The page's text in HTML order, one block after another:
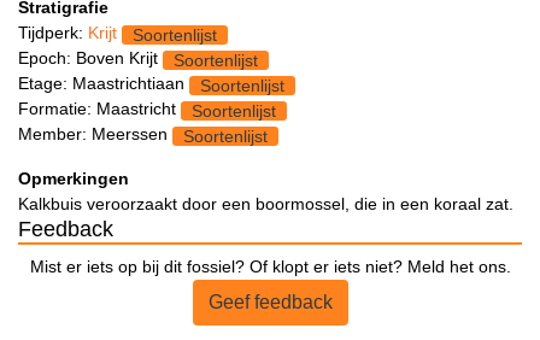
Stratigrafie
Tijdperk: Krijt
Soortenlijst
Epoch: Boven Krijt
Soortenlijst
Etage: Maastrichtiaan
Soortenlijst
Formatie: Maastricht
Soortenlijst
Member: Meerssen
Soortenlijst
Opmerkingen
Kalkbuis veroorzaakt door een boormossel, die in een koraal zat.
Feedback
Mist er iets op bij dit fossiel? Of klopt er iets niet? Meld het ons.
Geef feedback